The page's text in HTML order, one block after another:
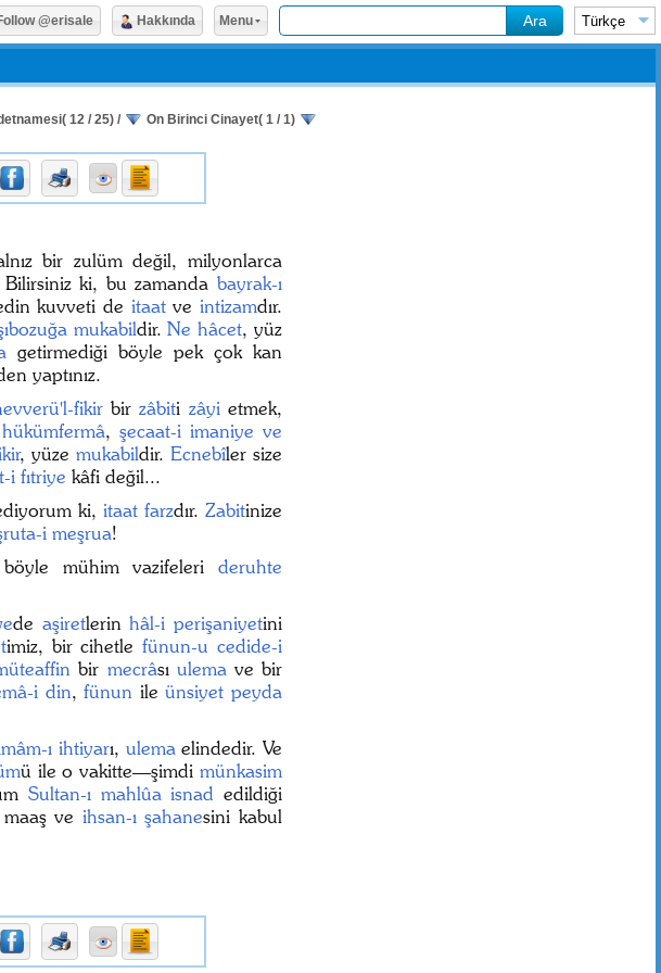
12 / 25) / On Birinci Cinayet( 1 / 1)
bir zulüm değil, milyonlarca
Bilirsiniz ki, bu zamandabayrak-ı
kuvveti de itaatveintizamdır.
mukabildir.Ne hâcet, yüz
getirmediği böyle pek çok kan
yaptınız.
fikirbirzâbiti zâyi etmek,
hükümfermâ, şecaat-i imaniye ve
, yüzemukabildir.Ecnebîler size
i fıtriye kâfi değil...
ki, itaat farzdır.Zabitinize
i meşrua!
mühim vazifeleri deruhte
de aşiretlerinhâl-i perişaniyetini
imiz, bir cihetlefünun-u cedide-i
bir mecrâsı ulema ve bir
i din,fünun ileünsiyet peyda
ı ihtiyarı, ulema elindedir. Ve
ü ile o vakitte—şimdimünkasim
Sultan-ı mahlûa isnad edildiği
ve ihsan-ı şahanesini kabul
@erisale Hakkında Menu